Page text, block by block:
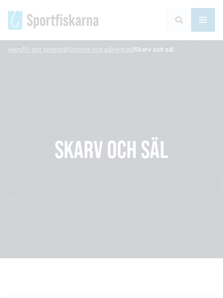
Hem/Vi gör skillnad/Opinion och påverkan/Skarv och säl
SKARV OCH SÄL